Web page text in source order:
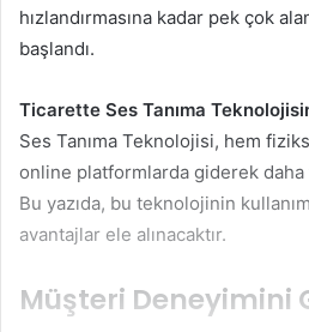
hızlandırmasına kadar pek çok
başlandı.
Ticarette Ses Tanıma
Ses Tanıma Teknolojisi, hem
online platformlarda giderek daha
Bu yazıda, bu teknolojinin
avantajlar ele alınacaktır.
Müşteri Deneyimini